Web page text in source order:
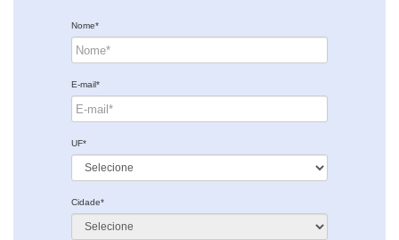
Nome*
E-mail*
UF*
Cidade*